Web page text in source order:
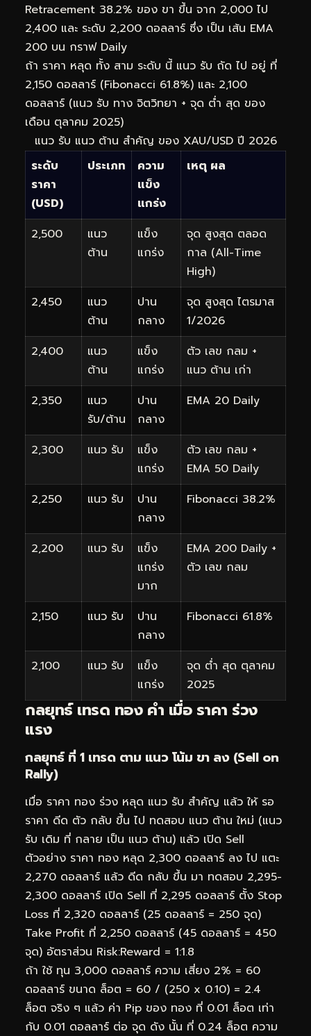
Retracement 38.2% ของ ขา ขึ้น จาก 2,000 ไป
2,400 และ ระดับ 2,200 ดอลลาร์ ซึ่ง เป็น เส้น EMA
200 บน กราฟ Daily
ถ้า ราคา หลุด ทั้ง สาม ระดับ นี้ แนว รับ ถัด ไป อยู่ ที่
2,150 ดอลลาร์ (Fibonacci 61.8%) และ 2,100
ดอลลาร์ (แนว รับ ทาง จิตวิทยา + จุด ต่ำ สุด ของ
เดือน ตุลาคม 2025)
แนว รับ แนว ต้าน สำคัญ ของ XAU/USD ปี 2026
ระดับ
ราคา
(USD)
ประเภท
ความ
แข็ง
แกร่ง
เหตุ ผล
2,500
แนว
ต้าน
แข็ง
แกร่ง
จุด สูงสุด ตลอด
กาล (All-Time
High)
2,450
แนว
ต้าน
ปาน
กลาง
จุด สูงสุด ไตรมาส
1/2026
2,400
แนว
ต้าน
แข็ง
แกร่ง
ตัว เลข กลม +
แนว ต้าน เก่า
2,350
แนว
รับ/ต้าน
ปาน
กลาง
EMA 20 Daily
2,300 แนว รับ
แข็ง
แกร่ง
ตัว เลข กลม +
EMA 50 Daily
2,250
แนว รับ
ปาน
กลาง
Fibonacci 38.2%
2,200 แนว รับ
แข็ง
แกร่ง
มาก
EMA 200 Daily +
ตัว เลข กลม
2,150 แนว รับ
ปาน
กลาง
Fibonacci 61.8%
2,100 แนว รับ
แข็ง
แกร่ง
จุด ต่ำ สุด ตุลาคม
2025
กลยุทธ์ เทรด ทอง คำ เมื่อ ราคา ร่วง
แรง
กลยุทธ์ ที่ 1 เทรด ตาม แนว โน้ม ขา ลง (Sell on
Rally)
เมื่อ ราคา ทอง ร่วง หลุด แนว รับ สำคัญ แล้ว ให้ รอ
ราคา ดีด ตัว กลับ ขึ้น ไป ทดสอบ แนว ต้าน ใหม่ (แนว
รับ เดิม ที่ กลาย เป็น แนว ต้าน) แล้ว เปิด Sell
ตัวอย่าง ราคา ทอง หลุด 2,300 ดอลลาร์ ลง ไป แตะ
2,270 ดอลลาร์ แล้ว ดีด กลับ ขึ้น มา ทดสอบ 2,295-
2,300 ดอลลาร์ เปิด Sell ที่ 2,295 ดอลลาร์ ตั้ง Stop
Loss ที่ 2,320 ดอลลาร์ (25 ดอลลาร์ = 250 จุด)
Take Profit ที่ 2,250 ดอลลาร์ (45 ดอลลาร์ = 450
จุด) อัตราส่วน Risk:Reward = 1:1.8
ถ้า ใช้ ทุน 3,000 ดอลลาร์ ความ เสี่ยง 2% = 60
ดอลลาร์ ขนาด ล็อต = 60 / (250 x 0.10) = 2.4
ล็อต จริง ๆ แล้ว ค่า Pip ของ ทอง ที่ 0.01 ล็อต เท่า
กับ 0.01 ดอลลาร์ ต่อ จุด ดัง นั้น ที่ 0.24 ล็อต ความ